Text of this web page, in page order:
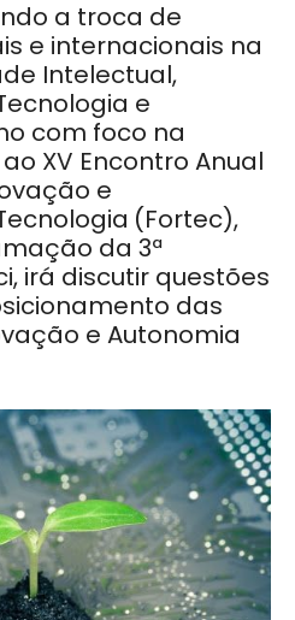
a troca de
e internacionais na
Intelectual,
e
com foco na
XV Encontro Anual
e
(Fortec),
da 3ª
irá discutir questões
das
e Autonomia